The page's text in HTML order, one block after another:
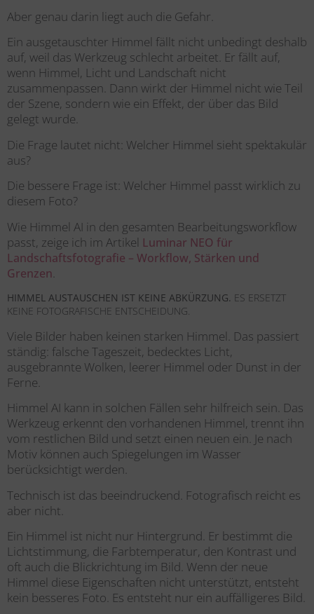
Aber genau darin liegt auch die Gefahr.
Ein ausgetauschter Himmel fällt nicht unbedingt deshalb
auf, weil das Werkzeug schlecht arbeitet. Er fällt auf,
wenn Himmel, Licht und Landschaft nicht
zusammenpassen. Dann wirkt der Himmel nicht wie Teil
der Szene, sondern wie ein Effekt, der über das Bild
gelegt wurde.
Die Frage lautet nicht: Welcher Himmel sieht spektakulär
aus?
Die bessere Frage ist: Welcher Himmel passt wirklich zu
diesem Foto?
Wie Himmel AI in den gesamten Bearbeitungsworkflow
passt, zeige ich im Artikel Luminar NEO für
Landschaftsfotografie – Workflow, Stärken und
Grenzen.
HIMMEL AUSTAUSCHEN IST KEINE ABKÜRZUNG. ES ERSETZT
KEINE FOTOGRAFISCHE ENTSCHEIDUNG.
Viele Bilder haben keinen starken Himmel. Das passiert
ständig: falsche Tageszeit, bedecktes Licht,
ausgebrannte Wolken, leerer Himmel oder Dunst in der
Ferne.
Himmel AI kann in solchen Fällen sehr hilfreich sein. Das
Werkzeug erkennt den vorhandenen Himmel, trennt ihn
vom restlichen Bild und setzt einen neuen ein. Je nach
Motiv können auch Spiegelungen im Wasser
berücksichtigt werden.
Technisch ist das beeindruckend. Fotografisch reicht es
aber nicht.
Ein Himmel ist nicht nur Hintergrund. Er bestimmt die
Lichtstimmung, die Farbtemperatur, den Kontrast und
oft auch die Blickrichtung im Bild. Wenn der neue
Himmel diese Eigenschaften nicht unterstützt, entsteht
kein besseres Foto. Es entsteht nur ein auffälligeres Bild.